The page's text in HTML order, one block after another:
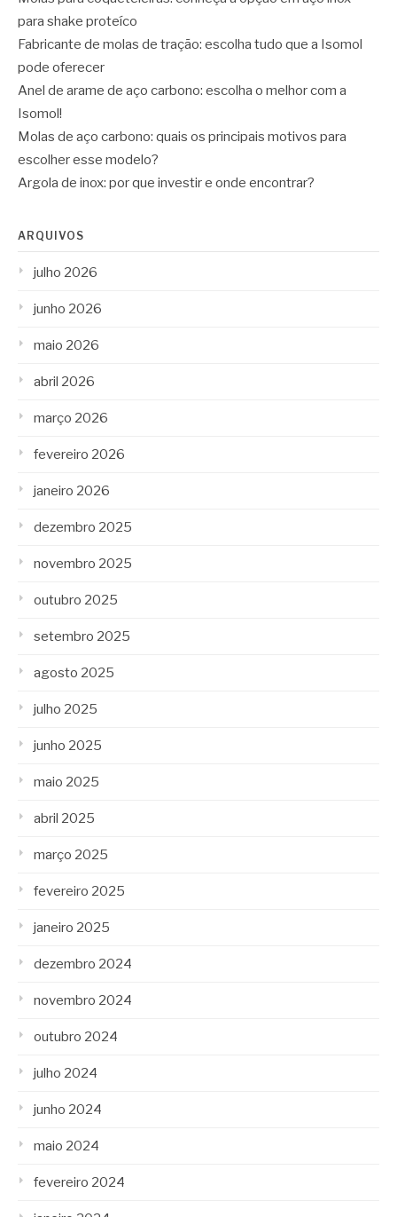
para shake proteíco
Fabricante de molas de tração: escolha tudo que a Isomol
pode oferecer
Anel de arame de aço carbono: escolha o melhor com a
Isomol!
Molas de aço carbono: quais os principais motivos para
escolher esse modelo?
Argola de inox: por que investir e onde encontrar?
ARQUIVOS
julho 2026
junho 2026
maio 2026
abril 2026
março 2026
fevereiro 2026
janeiro 2026
dezembro 2025
novembro 2025
outubro 2025
setembro 2025
agosto 2025
julho 2025
junho 2025
maio 2025
abril 2025
março 2025
fevereiro 2025
janeiro 2025
dezembro 2024
novembro 2024
outubro 2024
julho 2024
junho 2024
maio 2024
fevereiro 2024